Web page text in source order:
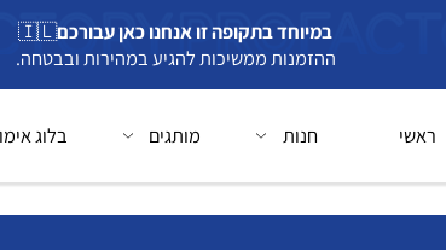
במיוחד בתקופה זו אנחנו כאן עבורכם🇮🇱
ההזמנות ממשיכות להגיע במהירות ובבטחה.
מותגים בלוג אימונים